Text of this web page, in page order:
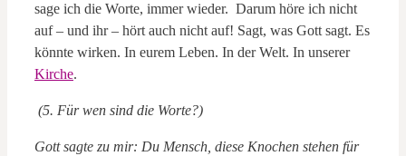
sage ich die Worte, immer wieder. Darum höre ich nicht
auf – und ihr – hört auch nicht auf! Sagt, was Gott sagt. Es
könnte wirken. In eurem Leben. In der Welt. In unserer
Kirche.
(5. Für wen sind die Worte?)
Gott sagte zu mir: Du Mensch, diese Knochen stehen für